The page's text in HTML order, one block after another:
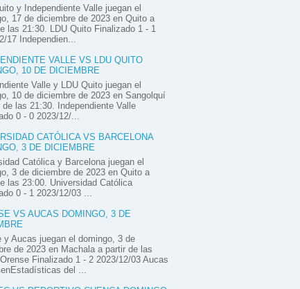
y Independiente Valle juegan el
17 de diciembre de 2023 en Quito a
las 21:30. LDU Quito Finalizado 1 - 1
17 Independien...
VALLE VS LDU QUITO
10 DE DICIEMBRE
Valle y LDU Quito juegan el
10 de diciembre de 2023 en Sangolquí
de las 21:30. Independiente Valle
0 - 0 2023/12/...
CATÓLICA VS BARCELONA
3 DE DICIEMBRE
Católica y Barcelona juegan el
3 de diciembre de 2023 en Quito a
las 23:00. Universidad Católica
0 - 1 2023/12/03 ...
VS AUCAS DOMINGO, 3 DE
y Aucas juegan el domingo, 3 de
de 2023 en Machala a partir de las
Finalizado 1 - 2 2023/12/03 Aucas
del ...